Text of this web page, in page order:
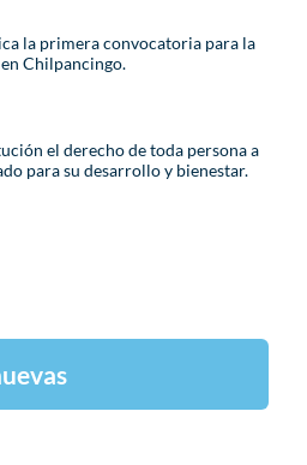
la primera convocatoria para la
Chilpancingo.
el derecho de toda persona a
para su desarrollo y bienestar.